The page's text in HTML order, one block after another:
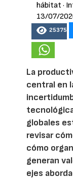
hábitat ·
13/07/
25375
La
central en
globales
revisar
cómo
generan
ejes